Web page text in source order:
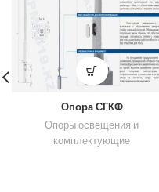
Опора СГКФ
Опоры освещения и
комплектующие